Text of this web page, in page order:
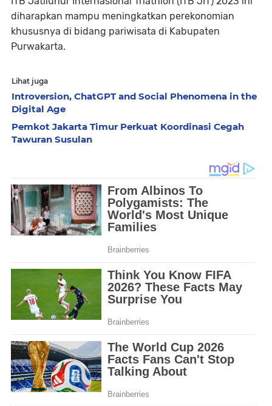
diharapkan mampu meningkatkan perekonomian
khususnya di bidang pariwisata di Kabupaten
Purwakarta.
Lihat juga
Introversion, ChatGPT and Social Phenomena in the
Digital Age
Pemkot Jakarta Timur Perkuat Koordinasi Cegah
Tawuran Susulan